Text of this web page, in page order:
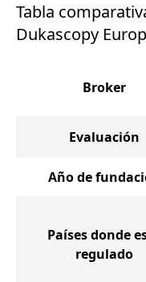
Tabla
Dukascopy
Broker
Evaluación
Año de
Países donde
regulado